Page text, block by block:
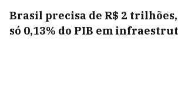
Brasil precisa de R$ 2
só 0,13% do PIB em